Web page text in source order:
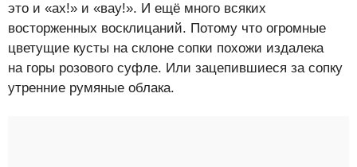
это и «ах!» и «вау!». И ещё много всяких
восторженных восклицаний. Потому что огромные
цветущие кусты на склоне сопки похожи издалека
на горы розового суфле. Или зацепившиеся за сопку
утренние румяные облака.